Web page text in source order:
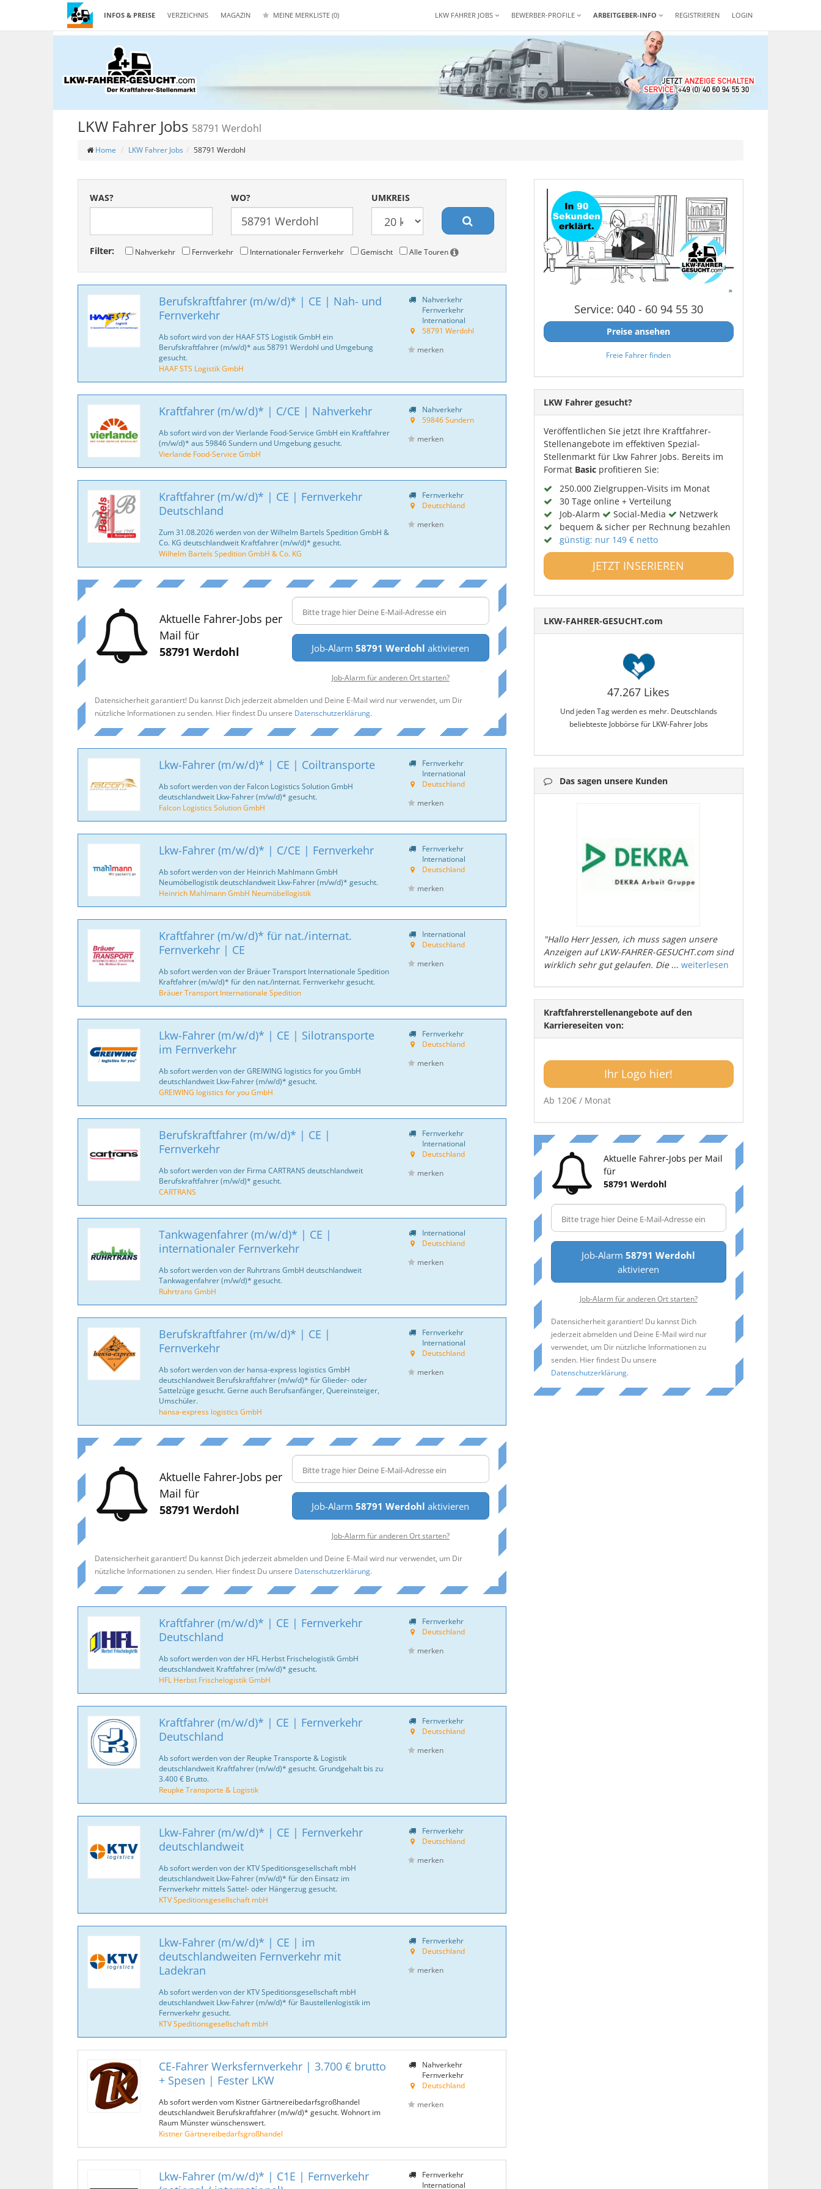
INFOS & PREISE VERZEICHNIS MAGAZIN MEINE MERKLISTE (0) REGISTRIEREN LOGIN
LKW FAHRER JOBS BEWERBER-PROFILE ARBEITGEBER-INFO
LKW Fahrer Jobs 58791 Werdohl
Home LKW Fahrer Jobs 58791 Werdohl
WAS? WO? UMKREIS
Filter: Nahverkehr Fernverkehr Internationaler Fernverkehr Gemischt Alle Touren
Berufskraftfahrer (m/w/d)* | CE | Nah- und
Fernverkehr
Ab sofort wird von der HAAF STS Logistik GmbH ein
Berufskraftfahrer (m/w/d)* aus 58791 Werdohl und Umgebung
gesucht.
HAAF STS Logistik GmbH
Nahverkehr
Fernverkehr
International
58791 Werdohl
merken
Kraftfahrer (m/w/d)* | C/CE | Nahverkehr
Ab sofort wird von der Vierlande Food-Service GmbH ein Kraftfahrer
(m/w/d)* aus 59846 Sundern und Umgebung gesucht.
Vierlande Food-Service GmbH
Nahverkehr
59846 Sundern
merken
Kraftfahrer (m/w/d)* | CE | Fernverkehr
Deutschland
Zum 31.08.2026 werden von der Wilhelm Bartels Spedition GmbH &
Co. KG deutschlandweit Kraftfahrer (m/w/d)* gesucht.
Wilhelm Bartels Spedition GmbH & Co. KG
Fernverkehr
Deutschland
merken
Aktuelle Fahrer-Jobs per
Mail für
58791 Werdohl
Job-Alarm58791 Werdohl aktivieren
Job-Alarm für anderen Ort starten?
Datensicherheit garantiert! Du kannst Dich jederzeit abmelden und Deine E-Mail wird nur verwendet, um Dir
nützliche Informationen zu senden. Hier findest Du unsere Datenschutzerklärung.
Lkw-Fahrer (m/w/d)* | CE | Coiltransporte
Ab sofort werden von der Falcon Logistics Solution GmbH
deutschlandweit Lkw-Fahrer (m/w/d)* gesucht.
Falcon Logistics Solution GmbH
Fernverkehr
International
Deutschland
merken
Lkw-Fahrer (m/w/d)* | C/CE | Fernverkehr
Ab sofort werden von der Heinrich Mahlmann GmbH
Neumöbellogistik deutschlandweit Lkw-Fahrer (m/w/d)* gesucht.
Heinrich Mahlmann GmbH Neumöbellogistik
Fernverkehr
International
Deutschland
merken
Kraftfahrer (m/w/d)* für nat./internat.
Fernverkehr | CE
Ab sofort werden von der Bräuer Transport Internationale Spedition
Kraftfahrer (m/w/d)* für den nat./internat. Fernverkehr gesucht.
Bräuer Transport Internationale Spedition
International
Deutschland
merken
Lkw-Fahrer (m/w/d)* | CE | Silotransporte
im Fernverkehr
Ab sofort werden von der GREIWING logistics for you GmbH
deutschlandweit Lkw-Fahrer (m/w/d)* gesucht.
GREIWING logistics for you GmbH
Fernverkehr
Deutschland
merken
Berufskraftfahrer (m/w/d)* | CE |
Fernverkehr
Ab sofort werden von der Firma CARTRANS deutschlandweit
Berufskraftfahrer (m/w/d)* gesucht.
CARTRANS
Fernverkehr
International
Deutschland
merken
Tankwagenfahrer (m/w/d)* | CE |
internationaler Fernverkehr
Ab sofort werden von der Ruhrtrans GmbH deutschlandweit
Tankwagenfahrer (m/w/d)* gesucht.
Ruhrtrans GmbH
International
Deutschland
merken
Berufskraftfahrer (m/w/d)* | CE |
Fernverkehr
Ab sofort werden von der hansa-express logistics GmbH
deutschlandweit Berufskraftfahrer (m/w/d)* für Glieder- oder
Sattelzüge gesucht. Gerne auch Berufsanfänger, Quereinsteiger,
Umschüler.
hansa-express logistics GmbH
Fernverkehr
International
Deutschland
merken
Aktuelle Fahrer-Jobs per
Mail für
58791 Werdohl
Job-Alarm58791 Werdohl aktivieren
Job-Alarm für anderen Ort starten?
Datensicherheit garantiert! Du kannst Dich jederzeit abmelden und Deine E-Mail wird nur verwendet, um Dir
nützliche Informationen zu senden. Hier findest Du unsere Datenschutzerklärung.
Kraftfahrer (m/w/d)* | CE | Fernverkehr
Deutschland
Ab sofort werden von der HFL Herbst Frischelogistik GmbH
deutschlandweit Kraftfahrer (m/w/d)* gesucht.
HFL Herbst Frischelogistik GmbH
Fernverkehr
Deutschland
merken
Kraftfahrer (m/w/d)* | CE | Fernverkehr
Deutschland
Ab sofort werden von der Reupke Transporte & Logistik
deutschlandweit Kraftfahrer (m/w/d)* gesucht. Grundgehalt bis zu
3.400 € Brutto.
Reupke Transporte & Logistik
Fernverkehr
Deutschland
merken
Lkw-Fahrer (m/w/d)* | CE | Fernverkehr
deutschlandweit
Ab sofort werden von der KTV Speditionsgesellschaft mbH
deutschlandweit Lkw-Fahrer (m/w/d)* für den Einsatz im
Fernverkehr mittels Sattel- oder Hängerzug gesucht.
KTV Speditionsgesellschaft mbH
Fernverkehr
Deutschland
merken
Lkw-Fahrer (m/w/d)* | CE | im
deutschlandweiten Fernverkehr mit
Ladekran
Ab sofort werden von der KTV Speditionsgesellschaft mbH
deutschlandweit Lkw-Fahrer (m/w/d)* für Baustellenlogistik im
Fernverkehr gesucht.
KTV Speditionsgesellschaft mbH
Fernverkehr
Deutschland
merken
CE-Fahrer Werksfernverkehr | 3.700 € brutto
+ Spesen | Fester LKW
Ab sofort werden vom Kistner Gärtnereibedarfsgroßhandel
deutschlandweit Berufskraftfahrer (m/w/d)* gesucht. Wohnort im
Raum Münster wünschenswert.
Kistner Gärtnereibedarfsgroßhandel
Nahverkehr
Fernverkehr
Deutschland
merken
Lkw-Fahrer (m/w/d)* | C1E | Fernverkehr
Fernverkehr
International
Service: 040 - 60 94 55 30
Preise ansehen
Freie Fahrer finden
LKW Fahrer gesucht?
Veröffentlichen Sie jetzt Ihre Kraftfahrer-
Stellenangebote im effektiven Spezial-
Stellenmarkt für Lkw Fahrer Jobs. Bereits im
Format Basicprofitieren Sie:
250.000 Zielgruppen-Visits im Monat
30 Tage online + Verteilung
Job-Alarm
Social-Media
Netzwerk
bequem & sicher per Rechnung bezahlen
günstig: nur 149 € netto
JETZT INSERIEREN
LKW-FAHRER-GESUCHT.com
47.267 Likes
Und jeden Tag werden es mehr. Deutschlands
beliebteste Jobbörse für LKW-Fahrer Jobs
Das sagen unsere Kunden
"Hallo Herr Jessen, ich muss sagen unsere
Anzeigen auf LKW-FAHRER-GESUCHT.com sind
wirklich sehr gut gelaufen. Die... weiterlesen
Kraftfahrerstellenangebote auf den
Karriereseiten von:
Ihr Logo hier!
Ab 120€ / Monat
Aktuelle Fahrer-Jobs per Mail
für
58791 Werdohl
Job-Alarm58791 Werdohl
aktivieren
Job-Alarm für anderen Ort starten?
Datensicherheit garantiert! Du kannst Dich
jederzeit abmelden und Deine E-Mail wird nur
verwendet, um Dir nützliche Informationen zu
senden. Hier findest Du unsere
Datenschutzerklärung.